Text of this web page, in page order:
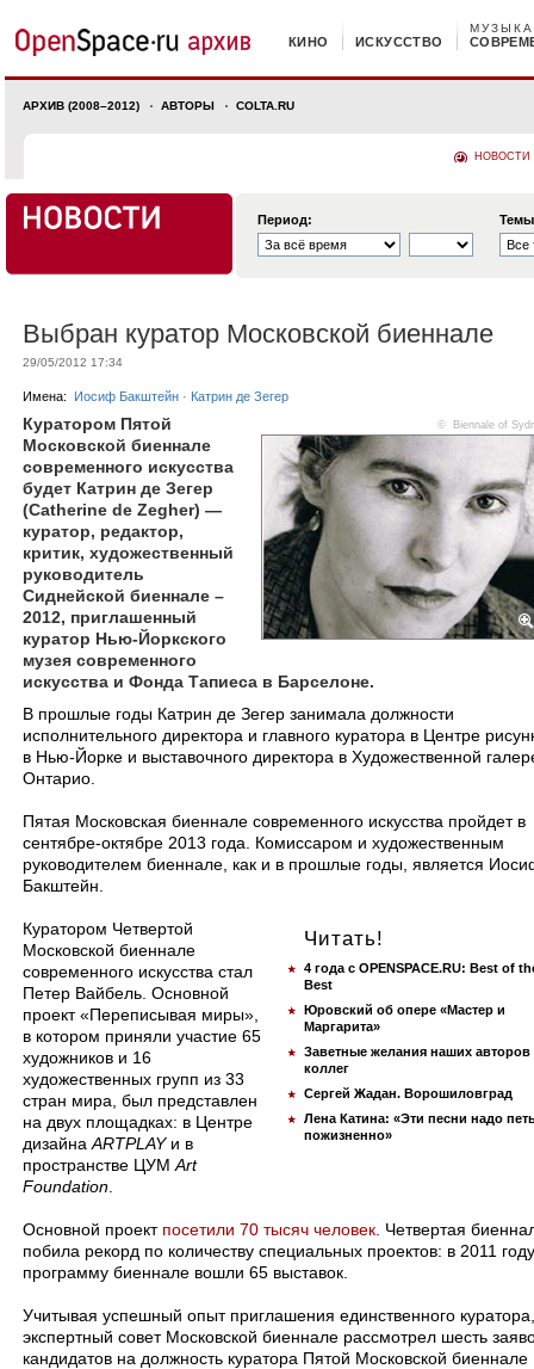
КИНО ИСКУССТВО
МУЗЫКА
АРХИВ (2008–2012) АВТОРЫ COLTA.RU
НОВОСТИ
Период:
Выбран куратор Московской биеннале
29/05/2012 17:34
Имена: Иосиф Бакштейн · Катрин де Зегер
© Biennale of
Куратором Пятой
Московской биеннале
современного искусства
будет Катрин де Зегер
(Catherine de Zegher) —
куратор, редактор,
критик, художественный
руководитель
Сиднейской биеннале –
2012, приглашенный
куратор Нью-Йоркского
музея современного
искусства и Фонда Тапиеса в Барселоне.
​В прошлые годы Катрин де Зегер занимала должности
исполнительного директора и главного куратора в Центре
в Нью-Йорке и выставочного директора в Художественной
Онтарио.
Пятая Московская биеннале современного искусства пройдет в
сентябре-октябре 2013 года. Комиссаром и художественным
руководителем биеннале, как и в прошлые годы, является
Бакштейн.
Читать!
4 года с OPENSPACE.RU: Best of
Best
Юровский об опере «Мастер и
Маргарита»
Заветные желания наших авторов
коллег
Сергей Жадан. Ворошиловград
Лена Катина: «Эти песни надо
пожизненно»
Куратором Четвертой
Московской биеннале
современного искусства стал
Петер Вайбель. Основной
проект «Переписывая миры»,
в котором приняли участие 65
художников и 16
художественных групп из 33
стран мира, был представлен
на двух площадках: в Центре
дизайна ARTPLAYи в
пространстве ЦУМ Art
Foundation
Основной проект посетили 70 тысяч человек . Четвертая
побила рекорд по количеству специальных проектов: в 2011
программу биеннале вошли 65 выставок.
Учитывая успешный опыт приглашения единственного куратора,
экспертный совет Московской биеннале рассмотрел шесть
кандидатов на должность куратора Пятой Московской биеннале